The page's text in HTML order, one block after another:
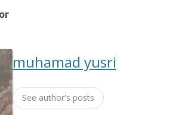
muhamad yusri
See author's posts